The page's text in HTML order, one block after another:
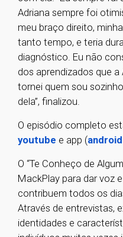
Adriana sempre foi
meu braço direito,
tanto tempo, e teria
diagnóstico. Eu não
dos aprendizados que a
tornei quem sou
dela”, finalizou.
O episódio completo
youtube e app (android
O “Te Conheço de
MackPlay para dar voz
contribuem todos os
Através de entrevistas,
identidades e